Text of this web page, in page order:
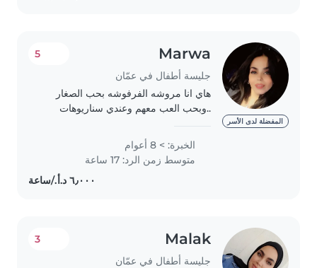
المفضلة لدى الأسر
Marwa
جليسة أطفال في عمّان
5
هاي انا مروشه الفرفوشه بحب الصغار
..وبحب العب معهم وعندي سناريوهات
نومي خفيف وبسهر ع الصغار وبحب
الرياضه اشتغلت عند اكتر من عائله وكان
من ضمنهم..
الخبرة: > 8 أعوام
متوسط زمن الرد: 17 ساعة
Malak
جليسة أطفال في عمّان
3